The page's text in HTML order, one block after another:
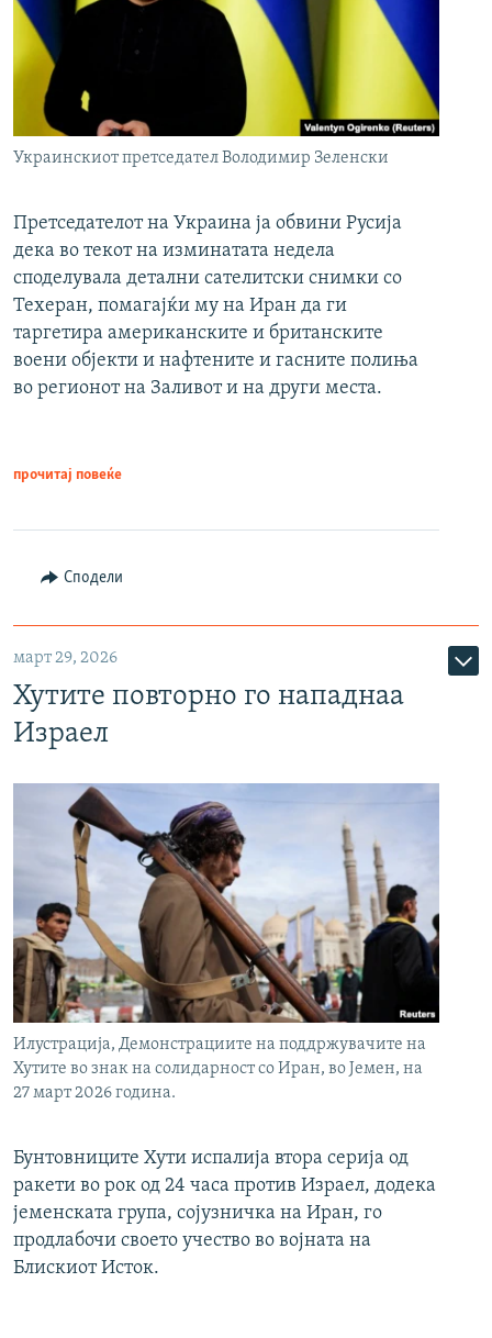
Украинскиот претседател Володимир Зеленски
Претседателот на Украина ја обвини Русија
дека во текот на изминатата недела
споделувала детални сателитски снимки со
Техеран, помагајќи му на Иран да ги
таргетира американските и британските
воени објекти и нафтените и гасните полиња
во регионот на Заливот и на други места.
прочитај повеќе
Сподели
март 29, 2026
Хутите повторно го нападнаа
Израел
Илустрација, Демонстрациите на поддржувачите на
Хутите во знак на солидарност со Иран, во Јемен, на
27 март 2026 година.
Бунтовниците Хути испалија втора серија од
ракети во рок од 24 часа против Израел, додека
јеменската група, сојузничка на Иран, го
продлабочи своето учество во војната на
Блискиот Исток.